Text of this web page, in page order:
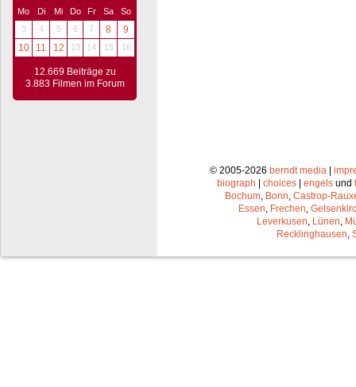
Mo Di Mi Do Fr Sa
So
3
4 5 6 7 8
9
10
11 12 13 14 15 16
12.669 Beiträge zu
3.883 Filmen im Forum
© 2005-2026 berndt media|
biograph
choices engels und
Bochum, Bonn, Castrop-
Essen, Frechen,
Leverkusen, Lünen,
Recklinghausen,